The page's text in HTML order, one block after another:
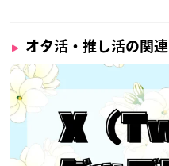
オタ活・推し活の関